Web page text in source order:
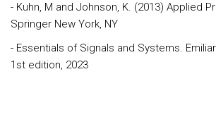
- Kuhn, M and Johnson, K. (2013) Applied
Springer New York, NY
- Essentials of Signals and Systems.
1st edition, 2023